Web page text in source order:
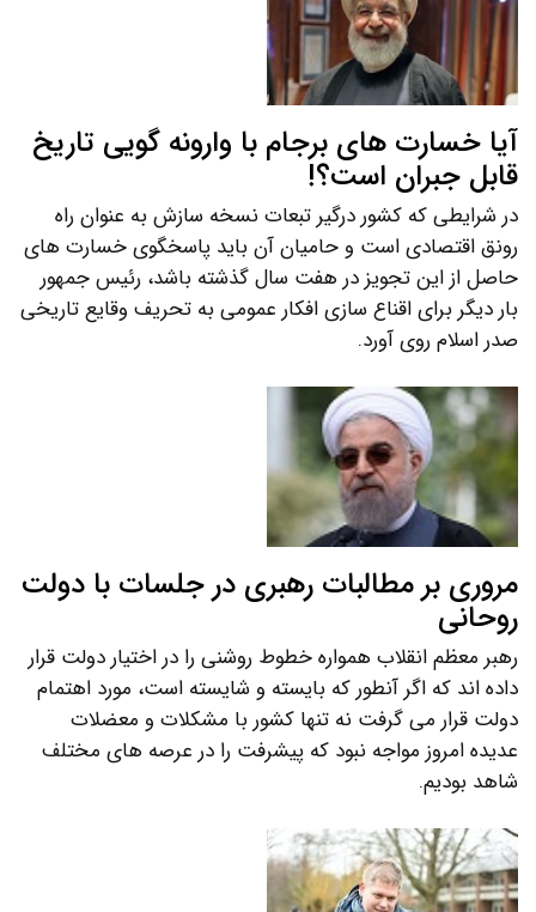
آیا خسارت های برجام با وارونه گویی تاریخ
قابل جبران است؟!
در شرایطی که کشور درگیر تبعات نسخه سازش به عنوان راه
رونق اقتصادی است و حامیان آن باید پاسخگوی خسارت های
حاصل از این تجویز در هفت سال گذشته باشد، رئیس جمهور
بار دیگر برای اقناع سازی افکار عمومی به تحریف وقایع تاریخی
صدر اسلام روی آورد.
مروری بر مطالبات رهبری در جلسات با دولت
روحانی
رهبر معظم انقلاب همواره خطوط روشنی را در اختیار دولت قرار
داده اند که اگر آنطور که بایسته و شایسته است، مورد اهتمام
دولت قرار می گرفت نه تنها کشور با مشکلات و معضلات
عدیده امروز مواجه نبود که پیشرفت را در عرصه های مختلف
شاهد بودیم.